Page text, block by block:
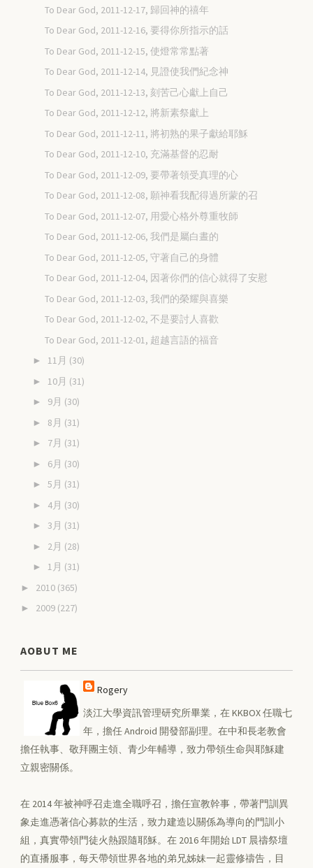
To Dear God, 2011-12-17, 歸回神的禧年
To Dear God, 2011-12-16, 要得你所指示的話
To Dear God, 2011-12-15, 使燈常常點著
To Dear God, 2011-12-14, 見證使我們紀念神
To Dear God, 2011-12-13, 刻苦己心獻上自己
To Dear God, 2011-12-12, 將新素祭獻上
To Dear God, 2011-12-11, 將初熟的果子獻給耶穌
To Dear God, 2011-12-10, 充滿基督的忍耐
To Dear God, 2011-12-09, 要帶著領受真理的心
To Dear God, 2011-12-08, 願神看我配得過所蒙的召
To Dear God, 2011-12-07, 用愛心格外尊重牧師
To Dear God, 2011-12-06, 我們是屬白晝的
To Dear God, 2011-12-05, 守著自己的身體
To Dear God, 2011-12-04, 因著你們的信心就得了安慰
To Dear God, 2011-12-03, 我們的榮耀與喜樂
To Dear God, 2011-12-02, 不是要討人喜歡
To Dear God, 2011-12-01, 超越言語的福音
► 11月 (30)
► 10月 (31)
► 9月 (30)
► 8月 (31)
► 7月 (31)
► 6月 (30)
► 5月 (31)
► 4月 (30)
► 3月 (31)
► 2月 (28)
► 1月 (31)
► 2010 (365)
► 2009 (227)
AOBUT ME
Rogery
淡江大學資訊管理研究所畢業，在 KKBOX 任職七
年，擔任 Android 開發部副理。在中和長老教會
擔任執事、敬拜團主領、青少年輔導，致力帶領生命與耶穌建
立親密關係。
在 2014 年被神呼召走進全職呼召，擔任宣教幹事，帶著門訓異
象走進憑著信心募款的生活，致力建造以關係為導向的門訓小
組，真實帶領門徒火熱跟隨耶穌。在 2016 年開始 LDT 晨禱祭壇
的直播服事，每天帶領世界各地的弟兄姊妹一起靈修禱告，目